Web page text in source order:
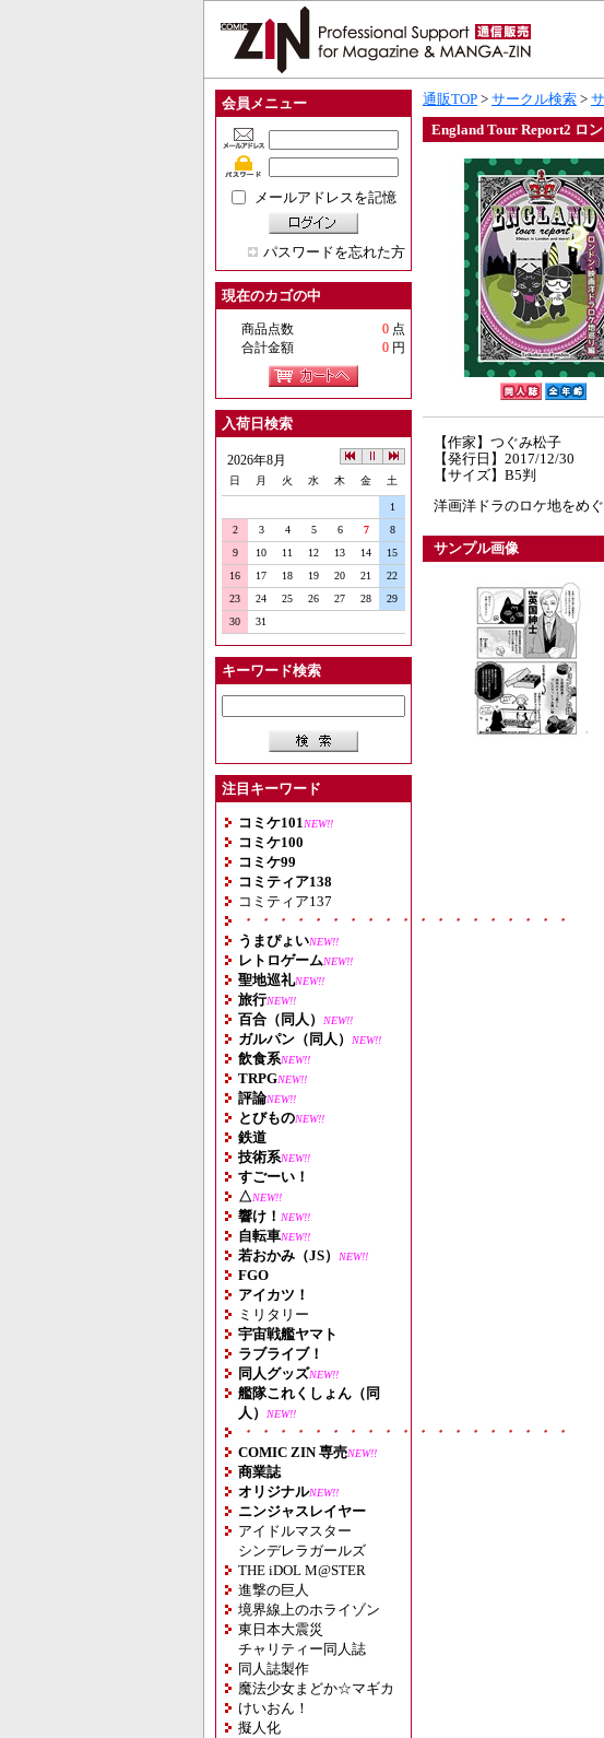
会員メニュー
メールアドレスを記憶
パスワードを忘れた方
現在のカゴの中
商品点数 0 点
合計金額
0 円
入荷日検索
2026年8月
日 月 火 水 木 金 土
1
2
3 4 5 6 7
8
9
10 11 12 13 14
15
16
17 18 19 20 21
22
23
24 25 26 27 28
29
30
31
キーワード検索
注目キーワード
コミケ101 NEW!!
コミケ100
コミケ99
コミティア138
コミティア137
・・・・・・・・・・・・・・・・・・・
うまぴょいNEW!!
レトロゲームNEW!!
聖地巡礼NEW!!
旅行NEW!!
百合（同人） NEW!!
ガルパン（同人） NEW!!
飲食系NEW!!
TRPGNEW!!
評論NEW!!
とびものNEW!!
鉄道
技術系NEW!!
すごーい！
△NEW!!
響け！ NEW!!
自転車NEW!!
若おかみ（JS） NEW!!
FGO
アイカツ！
ミリタリー
宇宙戦艦ヤマト
ラブライブ！
同人グッズNEW!!
艦隊これくしょん（同
人）
NEW!!
・・・・・・・・・・・・・・・・・・・
COMIC ZIN 専売NEW!!
商業誌
オリジナルNEW!!
ニンジャスレイヤー
アイドルマスター
シンデレラガールズ
THE iDOL M@STER
進撃の巨人
境界線上のホライゾン
東日本大震災
チャリティー同人誌
同人誌製作
魔法少女まどか☆マギカ
けいおん！
擬人化
通販TOP > サークル検索 >
England Tour Report2 ロ
【作家】つぐみ松子
【発行日】2017/12/30
【サイズ】B5判
洋画洋ドラのロケ地をめ
サンプル画像